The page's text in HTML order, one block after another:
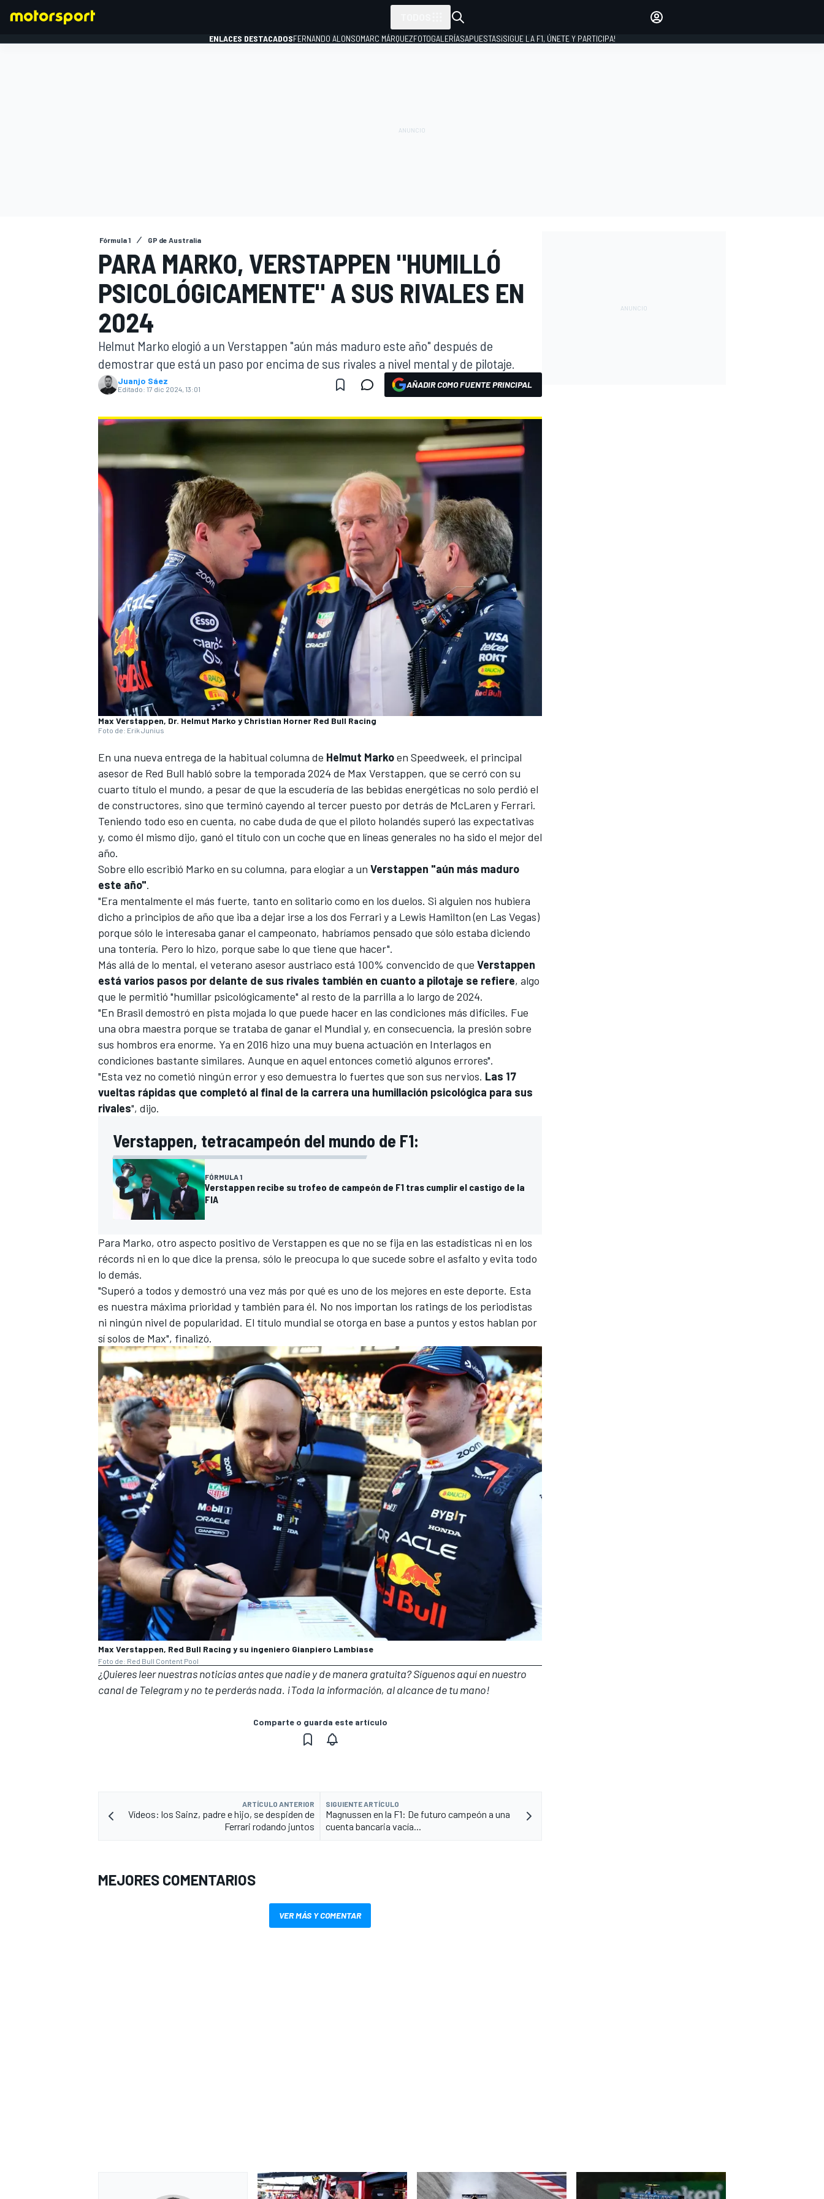
WEC FÓRMULA E
MÁS CATEGORÍAS
ENLACES DESTACADOSFERNANDO ALONSOMARC MÁRQUEZFOTOGALERÍASAPUESTAS¡SIGUE LA F1, ÚNETE Y PARTICIPA!
Fórmula 1 GP de Australia
PARA MARKO, VERSTAPPEN "HUMILLÓ
PSICOLÓGICAMENTE" A SUS RIVALES EN
2024
Helmut Marko elogió a un Verstappen "aún más maduro este año" después de
demostrar que está un paso por encima de sus rivales a nivel mental y de pilotaje.
Juanjo Sáez
Editado: 17 dic 2024, 13:01 AÑADIR COMO FUENTE PRINCIPAL
Max Verstappen, Dr. Helmut Marko y Christian Horner Red Bull Racing
Foto de: Erik Junius
En una nueva entrega de la habitual columna de Helmut Markoen Speedweek, el principal
asesor de Red Bull habló sobre la temporada 2024 de Max Verstappen, que se cerró con su
cuarto título el mundo, a pesar de que la escudería de las bebidas energéticas no solo perdió el
de constructores, sino que terminó cayendo al tercer puesto por detrás de McLaren y Ferrari.
Teniendo todo eso en cuenta, no cabe duda de que el piloto holandés superó las expectativas
y, como él mismo dijo, ganó el título con un coche que en líneas generales no ha sido el mejor del
año.
Sobre ello escribió Marko en su columna, para elogiar a un Verstappen "aún más maduro
este año".
"Era mentalmente el más fuerte, tanto en solitario como en los duelos. Si alguien nos hubiera
dicho a principios de año que iba a dejar irse a los dos Ferrari y a Lewis Hamilton(en Las Vegas)
porque sólo le interesaba ganar el campeonato, habríamos pensado que sólo estaba diciendo
una tontería. Pero lo hizo, porque sabe lo que tiene que hacer".
Más allá de lo mental, el veterano asesor austriaco está 100% convencido de que Verstappen
está varios pasos por delante de sus rivales también en cuanto a pilotaje se refiere, algo
que le permitió "humillar psicológicamente" al resto de la parrilla a lo largo de 2024.
"En Brasil demostró en pista mojada lo que puede hacer en las condiciones más difíciles. Fue
una obra maestra porque se trataba de ganar el Mundial y, en consecuencia, la presión sobre
sus hombros era enorme. Ya en 2016 hizo una muy buena actuación en Interlagos en
condiciones bastante similares. Aunque en aquel entonces cometió algunos errores".
"Esta vez no cometió ningún error y eso demuestra lo fuertes que son sus nervios. Las 17
vueltas rápidas que completó al final de la carrera una humillación psicológica para sus
rivales", dijo.
Verstappen, tetracampeón del mundo de F1:
FÓRMULA 1
Verstappen recibe su trofeo de campeón de F1 tras cumplir el castigo de la
FIA
Para Marko, otro aspecto positivo de Verstappen es que no se fija en las estadísticas ni en los
récords ni en lo que dice la prensa, sólo le preocupa lo que sucede sobre el asfalto y evita todo
lo demás.
"Superó a todos y demostró una vez más por qué es uno de los mejores en este deporte. Esta
es nuestra máxima prioridad y también para él. No nos importan los ratings de los periodistas
ni ningún nivel de popularidad. El título mundial se otorga en base a puntos y estos hablan por
sí solos de Max", finalizó.
Max Verstappen, Red Bull Racing y su ingeniero Gianpiero Lambiase
Foto de: Red Bull Content Pool
¿Quieres leer nuestras noticias antes que nadie y de manera gratuita? Síguenosaquí en nuestro
canal de Telegramy no te perderás nada. ¡Toda la información, al alcance de tu mano!
Comparte o guarda este artículo
ARTÍCULO ANTERIOR
Vídeos: los Sainz, padre e hijo, se despiden de
Ferrari rodando juntos
SIGUIENTE ARTÍCULO
Magnussen en la F1: De futuro campeón a una
cuenta bancaria vacía...
MEJORES COMENTARIOS
VER MÁS Y COMENTAR